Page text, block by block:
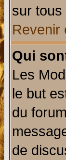
sur tous
Revenir
Qui
Les
le but
du
de